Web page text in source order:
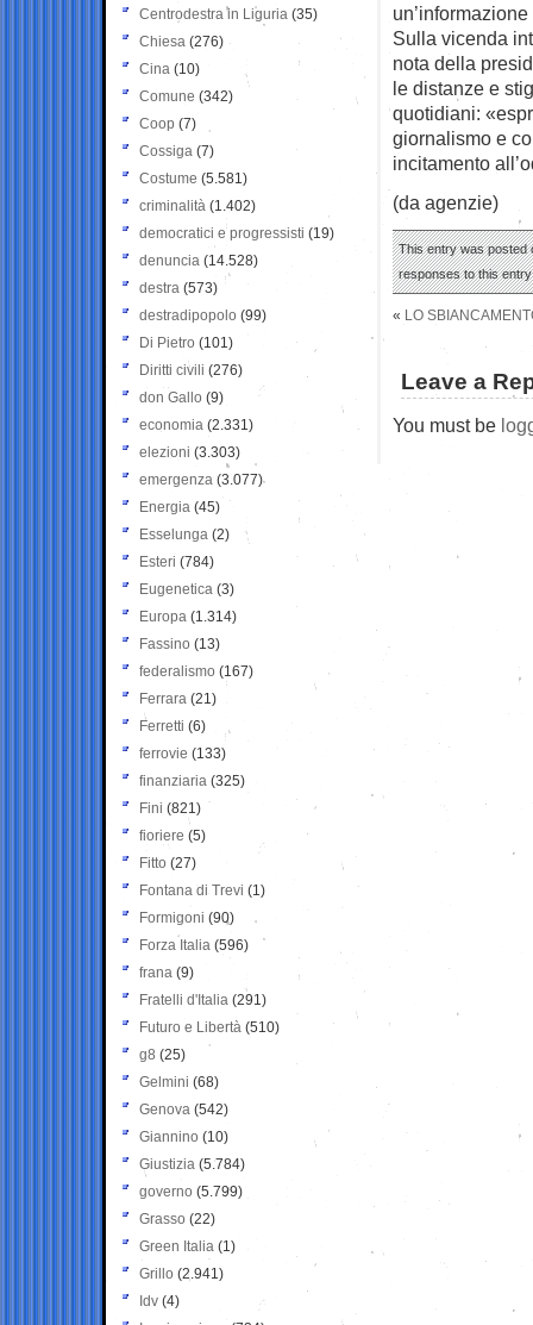
Sulla vicenda
nota della
le distanze e
quotidiani:
giornalismo e
incitamento
(da agenzie)
This entry was posted
responses to this
« LO
Leave a
You must be
Centrodestra in Liguria (35)
Chiesa (276)
Cina (10)
Comune (342)
Coop (7)
Cossiga (7)
Costume (5.581)
criminalità (1.402)
democratici e progressisti (19)
denuncia (14.528)
destra (573)
destradipopolo (99)
Di Pietro (101)
Diritti civili (276)
don Gallo (9)
economia (2.331)
elezioni (3.303)
emergenza (3.077)
Energia (45)
Esselunga (2)
Esteri (784)
Eugenetica (3)
Europa (1.314)
Fassino (13)
federalismo (167)
Ferrara (21)
Ferretti (6)
ferrovie (133)
finanziaria (325)
Fini (821)
fioriere (5)
Fitto (27)
Fontana di Trevi (1)
Formigoni (90)
Forza Italia (596)
frana (9)
Fratelli d'Italia (291)
Futuro e Libertà (510)
g8 (25)
Gelmini (68)
Genova (542)
Giannino (10)
Giustizia (5.784)
governo (5.799)
Grasso (22)
Green Italia (1)
Grillo (2.941)
Idv (4)